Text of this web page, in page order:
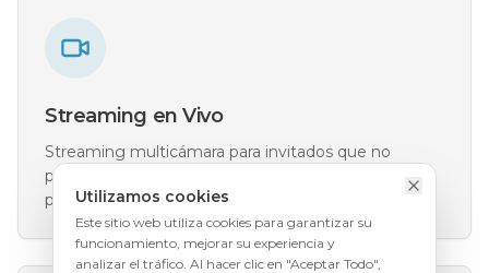
Streaming en Vivo
Streaming multicámara para invitados que no
pueden asistir en persona. Links privados, dirección
profesional y grabación completa incluida.
Utilizamos cookies
Este sitio web utiliza cookies para garantizar su
funcionamiento, mejorar su experiencia y
analizar el tráfico. Al hacer clic en "Aceptar Todo",